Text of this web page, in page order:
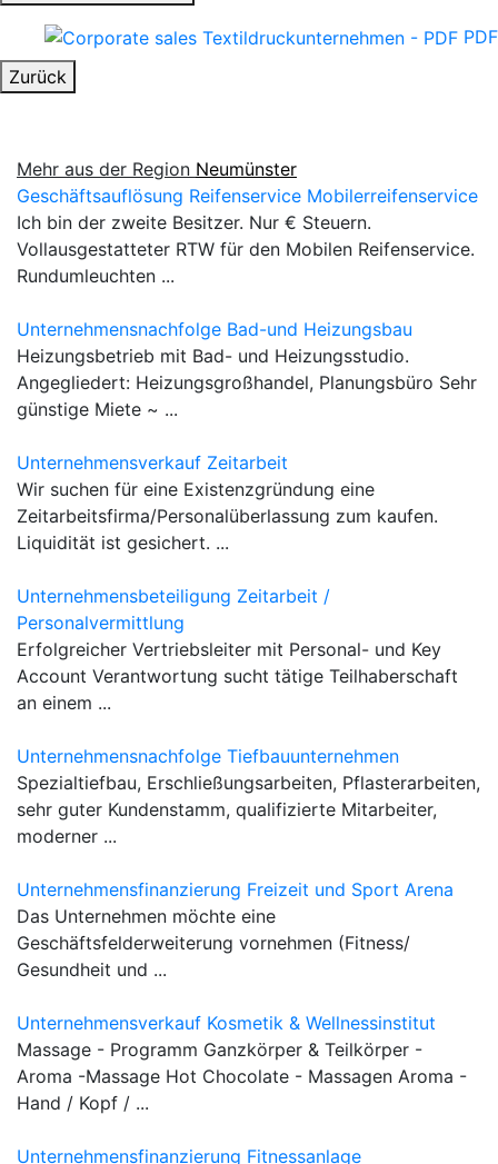
PDF
Zurück
Mehr aus der Region Neumünster
Geschäftsauflösung Reifenservice Mobilerreifenservice
Ich bin der zweite Besitzer. Nur € Steuern.
Vollausgestatteter RTW für den Mobilen Reifenservice.
Rundumleuchten ...
Unternehmensnachfolge Bad-und Heizungsbau
Heizungsbetrieb mit Bad- und Heizungsstudio.
Angegliedert: Heizungsgroßhandel, Planungsbüro Sehr
günstige Miete ~ ...
Unternehmensverkauf Zeitarbeit
Wir suchen für eine Existenzgründung eine
Zeitarbeitsfirma/Personalüberlassung zum kaufen.
Liquidität ist gesichert. ...
Unternehmensbeteiligung Zeitarbeit /
Personalvermittlung
Erfolgreicher Vertriebsleiter mit Personal- und Key
Account Verantwortung sucht tätige Teilhaberschaft
an einem ...
Unternehmensnachfolge Tiefbauunternehmen
Spezialtiefbau, Erschließungsarbeiten, Pflasterarbeiten,
sehr guter Kundenstamm, qualifizierte Mitarbeiter,
moderner ...
Unternehmensfinanzierung Freizeit und Sport Arena
Das Unternehmen möchte eine
Geschäftsfelderweiterung vornehmen (Fitness/
Gesundheit und ...
Unternehmensverkauf Kosmetik & Wellnessinstitut
Massage - Programm Ganzkörper & Teilkörper -
Aroma -Massage Hot Chocolate - Massagen Aroma -
Hand / Kopf / ...
Unternehmensfinanzierung Fitnessanlage